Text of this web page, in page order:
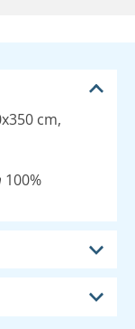
cm,
100%